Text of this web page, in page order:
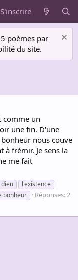
S'inscrire
poèmes par
du site.
comme un
une fin. D'une
nous couve
à frémir. Je sens la
me fait
dieu
l'existence
bonheur
Réponses: 2